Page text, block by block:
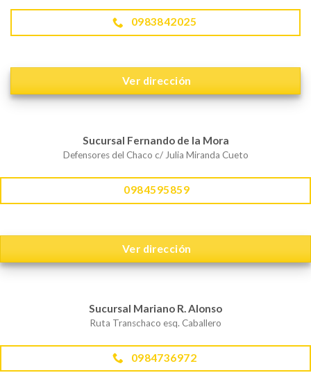
0983842025
Ver dirección
Sucursal Fernando de la Mora
Defensores del Chaco c/ Julia Miranda Cueto
0984595859
Ver dirección
Sucursal Mariano R. Alonso
Ruta Transchaco esq. Caballero
0984736972